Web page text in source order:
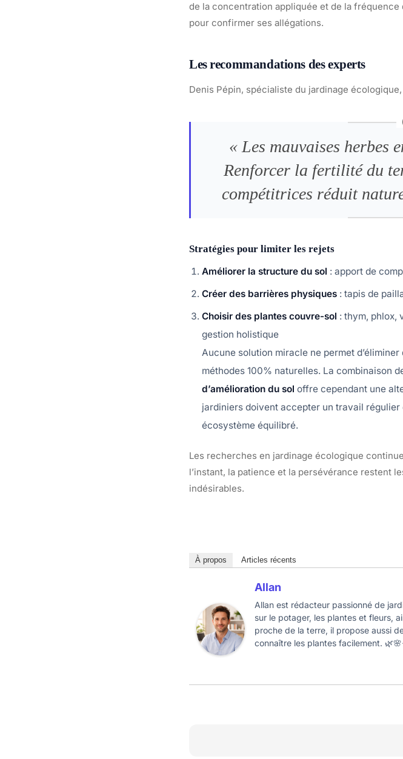
de la concentration appliquée et de la
pour confirmer ses allégations.
Les recommandations des experts
Denis Pépin, spécialiste du jardinage
« Les mauvaises herbes
Renforcer la fertilité du
compétitrices réduit
Stratégies pour limiter les rejets
Améliorer la structure du sol : apport de
Créer des barrières physiques : tapis de
Choisir des plantes couvre-sol : thym, phlox,
gestion holistique
Aucune solution miracle ne permet
méthodes 100% naturelles. La combinaison
d’amélioration du sol offre cependant une
jardiniers doivent accepter un travail
écosystème équilibré.
Les recherches en jardinage écologique
l’instant, la patience et la persévérance restent
indésirables.
À propos Articles récents
Allan
Allan est rédacteur passionné de
sur le potager, les plantes et fleurs,
proche de la terre, il propose aussi
connaître les plantes facilement.